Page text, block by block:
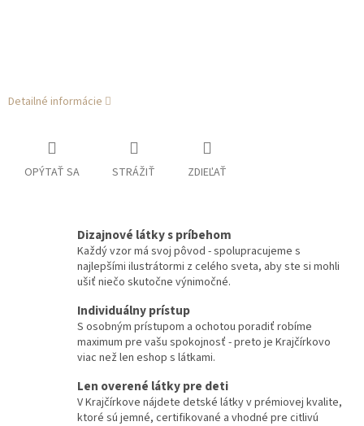
Detailné informácie
OPÝTAŤ SA STRÁŽIŤ ZDIEĽAŤ
Dizajnové látky s príbehom
Každý vzor má svoj pôvod - spolupracujeme s
najlepšími ilustrátormi z celého sveta, aby ste si mohli
ušiť niečo skutočne výnimočné.
Individuálny prístup
S osobným prístupom a ochotou poradiť robíme
maximum pre vašu spokojnosť - preto je Krajčírkovo
viac než len eshop s látkami.
Len overené látky pre deti
V Krajčírkove nájdete detské látky v prémiovej kvalite,
ktoré sú jemné, certifikované a vhodné pre citlivú